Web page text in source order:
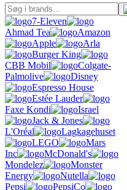
7-Eleven
Ahmad Tea
Amazon
Apple
Arla
Burger King
CBB Mobil
Colgate-
Palmolive
Disney
Espresso House
Estée Lauder
Faxe Kondi
Israel
Jack & Jones
L'Oréal
Lagkagehuset
LEGO
Mars
Inc
McDonald's
Mondelez
Monster
Energy
Nutella
Pepsi
PepsiCo